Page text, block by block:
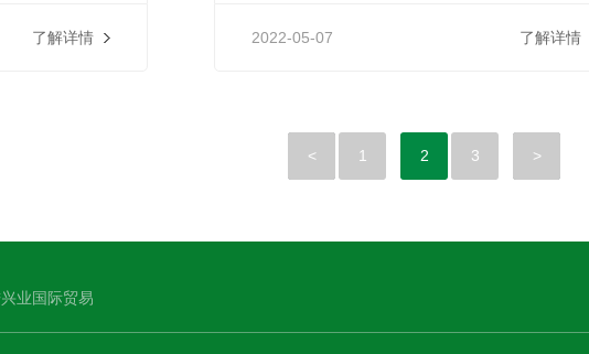
的需求组织商
了解详情
高速增势，年增长率超过100%。
了解详情
2022-05-07
< 1 2 3 >
业国际贸易